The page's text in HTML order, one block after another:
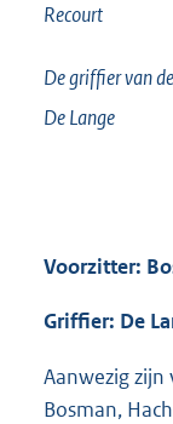
Recourt
De griffier van
De Lange
Voorzitter:
Griffier: De
Aanwezig
Bosman,